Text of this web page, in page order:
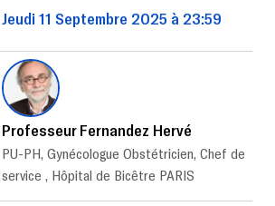
Jeudi 11 Septembre 2025 à 23:59
Professeur Fernandez Hervé
PU-PH, Gynécologue Obstétricien, Chef de
service , Hôpital de Bicêtre PARIS